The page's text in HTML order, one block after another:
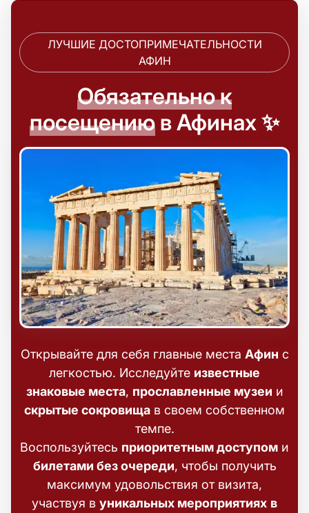
ЛУЧШИЕ ДОСТОПРИМЕЧАТЕЛЬНОСТИ
АФИН
Обязательно к
посещению в Афинах ✨
Открывайте для себя главные места Афин с
легкостью. Исследуйте известные
знаковые места, прославленные музеи и
скрытые сокровища в своем собственном
темпе.
Воспользуйтесь приоритетным доступом и
билетами без очереди, чтобы получить
максимум удовольствия от визита,
участвуя в уникальных мероприятиях в